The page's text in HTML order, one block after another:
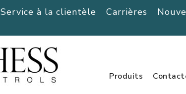
Service à la clientèle Carrières
Produits